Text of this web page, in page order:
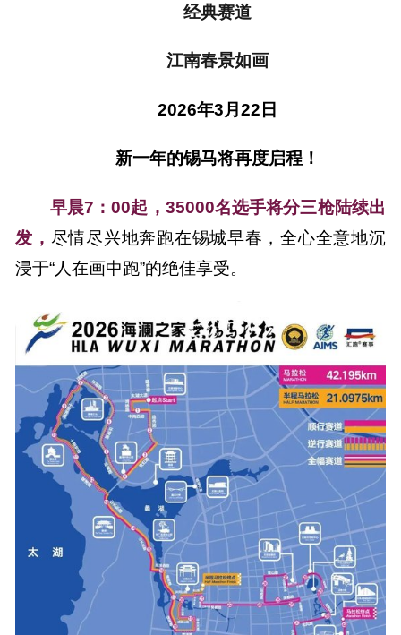
经典赛道
江南春景如画
2026年3月22日
新一年的锡马将再度启程！
早晨7：00起，35000名选手将分三枪陆续出
发， 尽情尽兴地奔跑在锡城早春，全心全意地沉
浸于“人在画中跑”的绝佳享受。